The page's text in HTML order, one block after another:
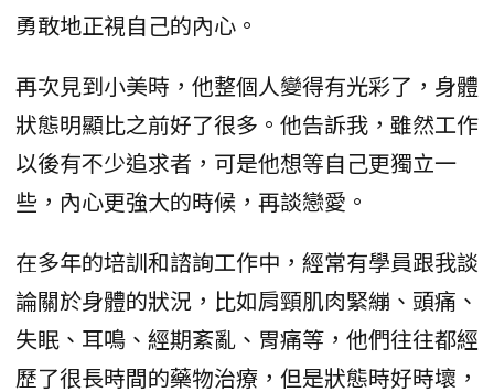
勇敢地正視自己的內心。
再次見到小美時，他整個人變得有光彩了，身體
狀態明顯比之前好了很多。他告訴我，雖然工作
以後有不少追求者，可是他想等自己更獨立一
些，內心更強大的時候，再談戀愛。
在多年的培訓和諮詢工作中，經常有學員跟我談
論關於身體的狀況，比如肩頸肌肉緊繃、頭痛、
失眠、耳鳴、經期紊亂、胃痛等，他們往往都經
歷了很長時間的藥物治療，但是狀態時好時壞，